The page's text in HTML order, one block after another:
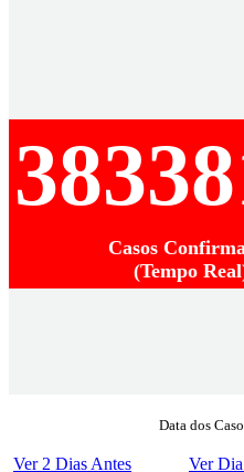
Casos
(Tempo
Data dos
Ver 2 Dias Antes Ver